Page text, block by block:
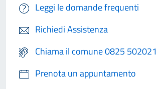
Leggi le domande frequenti
Richiedi Assistenza
Chiama il comune 0825 502021
Prenota un appuntamento